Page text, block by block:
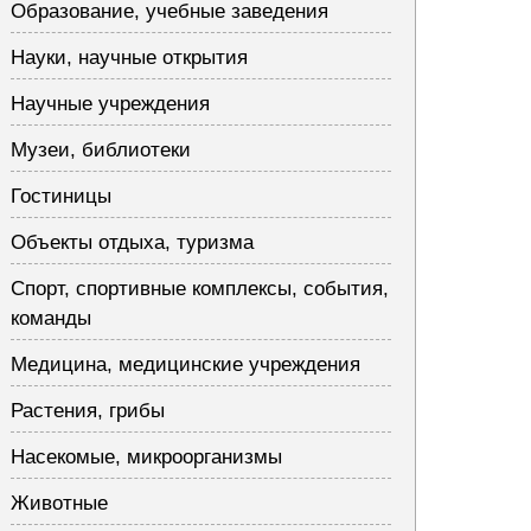
Образование, учебные заведения
Науки, научные открытия
Научные учреждения
Музеи, библиотеки
Гостиницы
Объекты отдыха, туризма
Спорт, спортивные комплексы, события,
команды
Медицина, медицинские учреждения
Растения, грибы
Насекомые, микроорганизмы
Животные